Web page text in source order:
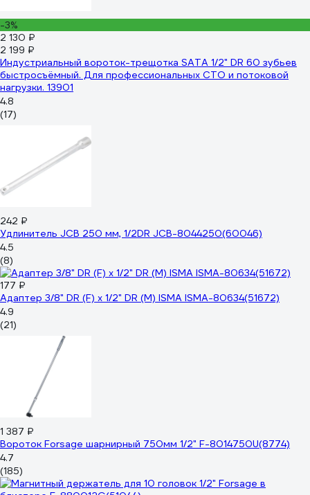
-3%
2 130 ₽
2 199 ₽
Индустриальный вороток-трещотка SATA 1/2" DR 60 зубьев
быстросъёмный. Для профессиональных СТО и потоковой
нагрузки. 13901
4.8
(17)
242 ₽
Удлинитель JCB 250 мм, 1/2DR JCB-8044250(60046)
4.5
(8)
177 ₽
Адаптер 3/8" DR (F) х 1/2" DR (M) ISMA ISMA-80634(51672)
4.9
(21)
1 387 ₽
Вороток Forsage шарнирный 750мм 1/2" F-8014750U(8774)
4.7
(185)